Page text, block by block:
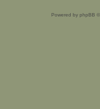
Powered by phpBB